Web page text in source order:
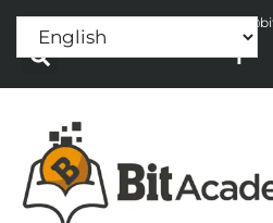
Press Release: